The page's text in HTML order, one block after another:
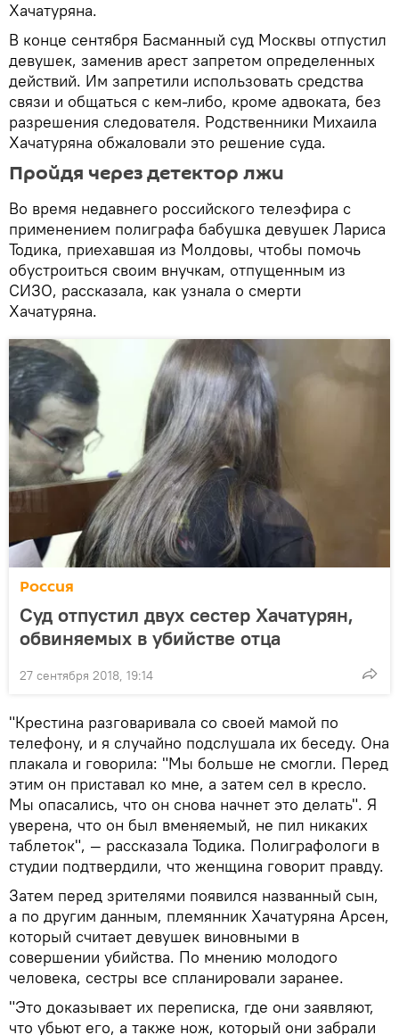
Хачатуряна.
В конце сентября Басманный суд Москвы отпустил
девушек, заменив арест запретом определенных
действий. Им запретили использовать средства
связи и общаться с кем-либо, кроме адвоката, без
разрешения следователя. Родственники Михаила
Хачатуряна обжаловали это решение суда.
Пройдя через детектор лжи
Во время недавнего российского телеэфира с
применением полиграфа бабушка девушек Лариса
Тодика, приехавшая из Молдовы, чтобы помочь
обустроиться своим внучкам, отпущенным из
СИЗО, рассказала, как узнала о смерти
Хачатуряна.
Россия
Суд отпустил двух сестер Хачатурян,
обвиняемых в убийстве отца
27 сентября 2018, 19:14
"Крестина разговаривала со своей мамой по
телефону, и я случайно подслушала их беседу. Она
плакала и говорила: "Мы больше не смогли. Перед
этим он приставал ко мне, а затем сел в кресло.
Мы опасались, что он снова начнет это делать". Я
уверена, что он был вменяемый, не пил никаких
таблеток", — рассказала Тодика. Полиграфологи в
студии подтвердили, что женщина говорит правду.
Затем перед зрителями появился названный сын,
а по другим данным, племянник Хачатуряна Арсен,
который считает девушек виновными в
совершении убийства. По мнению молодого
человека, сестры все спланировали заранее.
"Это доказывает их переписка, где они заявляют,
что убьют его, а также нож, который они забрали